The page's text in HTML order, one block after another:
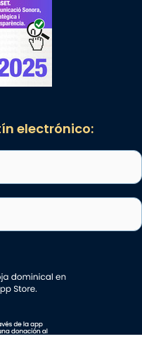
electrónico: